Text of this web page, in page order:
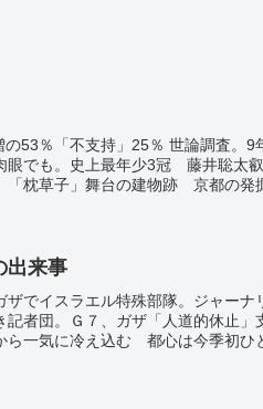
の53％「不支持」25％ 世論調査。
眼でも。史上最年少3冠 藤井聡太
「枕草子」舞台の建物跡 京都の発
来事
でイスラエル特殊部隊。ジャー
者団。Ｇ７、ガザ「人道的休止」
一気に冷え込む 都心は今季初ひ